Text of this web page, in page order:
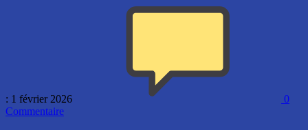
: 1 février 2026
0
Commentaire